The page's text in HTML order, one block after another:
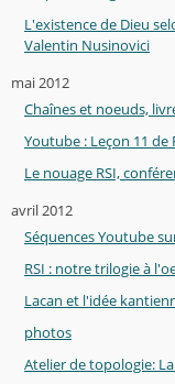
L'existence de Dieu
Valentin Nusinovici
mai 2012
Chaînes et noeuds,
Youtube : Leçon 11 de
Le nouage RSI,
avril 2012
Séquences Youtube
RSI : notre trilogie à
Lacan et l'idée
photos
Atelier de topologie: